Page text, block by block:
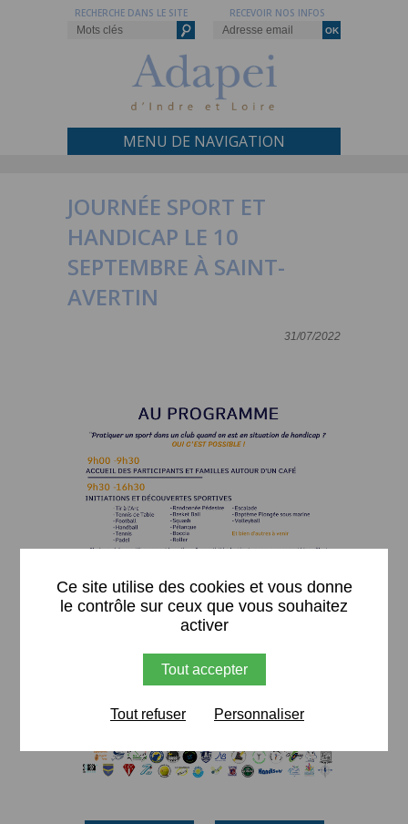
RECEVOIR NOS INFOS
RECHERCHE DANS LE SITE
MENU DE NAVIGATION
JOURNÉE SPORT ET
HANDICAP LE 10
SEPTEMBRE À SAINT-
AVERTIN
31/07/2022
Ce site utilise des cookies et vous donne
le contrôle sur ceux que vous souhaitez
activer
Tout accepter
Tout refuser Personnaliser